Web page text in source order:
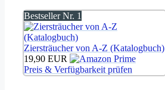
Bestseller Nr. 1
Ziersträucher von A-Z (Katalogbuch)
19,90 EUR
Preis & Verfügbarkeit prüfen